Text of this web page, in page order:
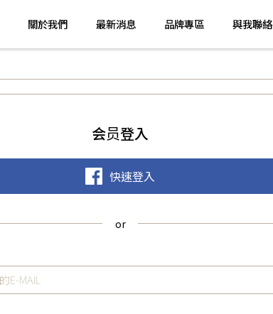
關於我們 最新消息 品牌專區 與我聯絡
会员登入
快速登入